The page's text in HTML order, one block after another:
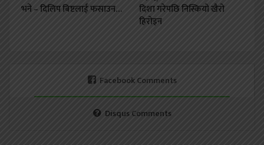
भने – दिलिप बिष्टलाई फसाउन…
दिशा गरेपछि निस्कियो खैरो
हिरोइन
Facebook Comments
Disqus Comments